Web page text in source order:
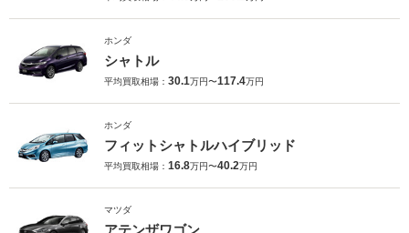
ホンダ
シャトル
平均買取相場： 30.1万円〜117.4万円
ホンダ
フィットシャトルハイブリッド
平均買取相場： 16.8万円〜40.2万円
マツダ